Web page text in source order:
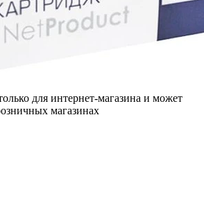
для интернет-магазина и может
магазинах